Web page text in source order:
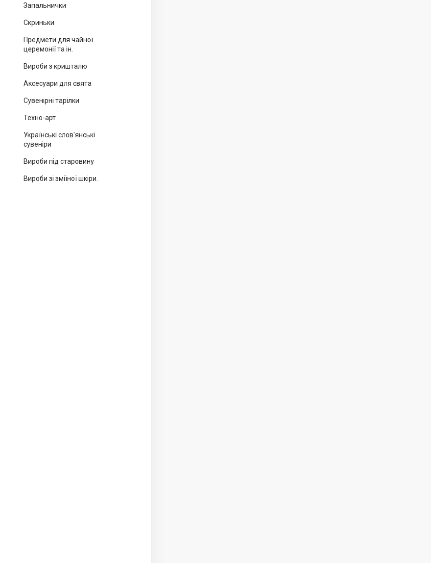
Запальнички
Скриньки
Предмети для чайної
церемонії та ін.
Вироби з кришталю
Аксесуари для свята
Сувенірні тарілки
Техно-арт
Українські слов'янські
сувеніри
Вироби під старовину
Вироби зі зміїної шкіри.